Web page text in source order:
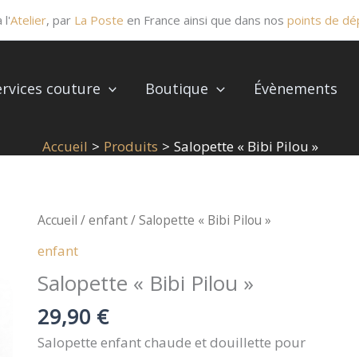
l'Atelier, par La Poste en France ainsi que dans nos points de
couture Boutique Évènements
Accueil Produits Salopette « Bibi Pilou »
Accueil /enfant/ Salopette « Bibi Pilou »
enfant
Salopette « Bibi Pilou »
29,90 €
Salopette enfant chaude et douillette pour
quantité
"Bibi
Pilou"